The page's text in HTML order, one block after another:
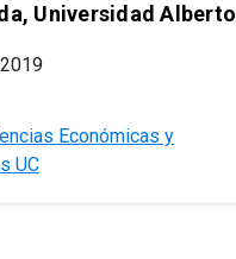
Universidad Alberto
Económicas y
UC